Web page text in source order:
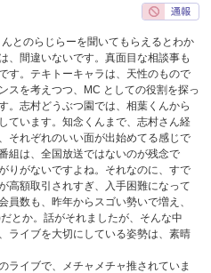
とのらじらーを聞いてもらえるとわか
、間違いないです。真面目な相談事も
す。テキトーキャラは、天性のもので
スを考えつつ、MC としての役割を探っ
。志村どうぶつ園では、相葉くんから
ています。知念くんまで、志村さん経
それぞれのいい面が出始めてる感じで
組は、全国放送ではないのが残念で
りがないですよね。それなのに、すで
高額取引されすぎ、入手困難になって
員数も、昨年からスゴい勢いで増え、
とか。話がそれましたが、そんな中
ライブを大切にしている姿勢は、素晴
ライブで、メチャメチャ推されていま